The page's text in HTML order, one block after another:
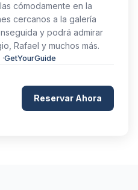
cómodamente en la
cercanos a la galería
y podrá admirar
Rafael y muchos más.
GetYourGuide
Reservar Ahora